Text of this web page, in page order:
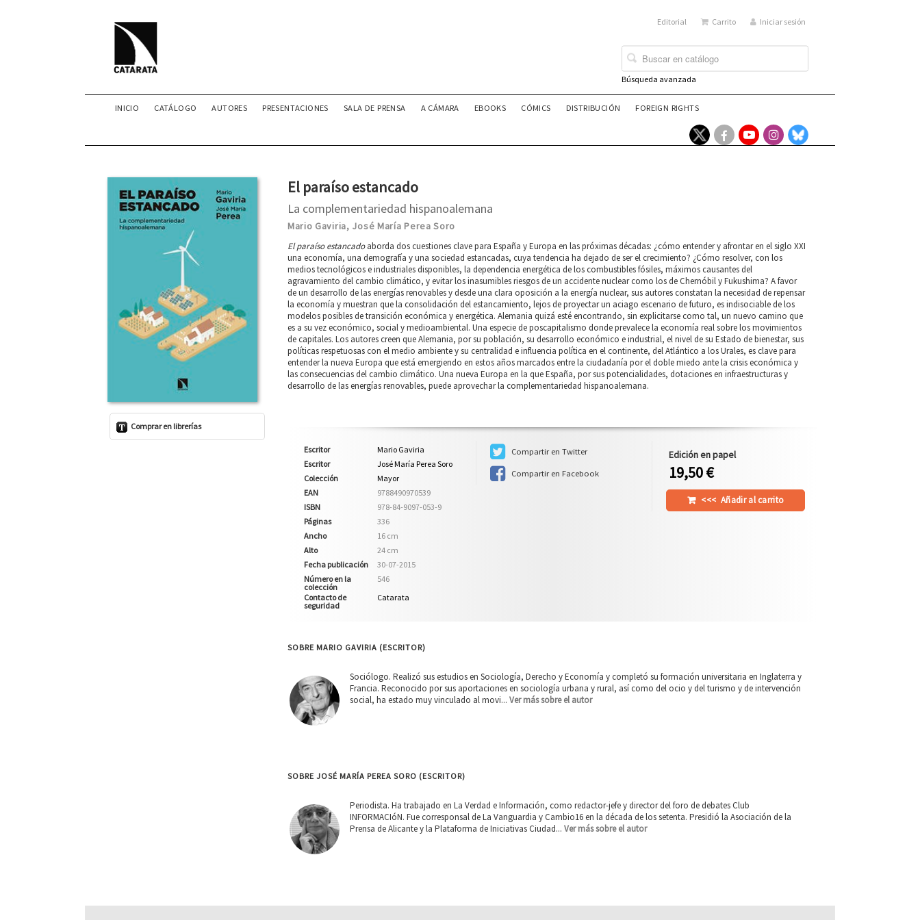
Editorial Carrito Iniciar sesión
Búsqueda avanzada
INICIO CATÁLOGO AUTORES PRESENTACIONES SALA DE PRENSA A CÁMARA EBOOKS CÓMICS DISTRIBUCIÓN FOREIGN RIGHTS
Comprar en librerías
El paraíso estancado
La complementariedad hispanoalemana
Mario Gaviria, José María Perea Soro
El paraíso estancadoaborda dos cuestiones clave para España y Europa en las próximas décadas: ¿cómo entender y afrontar en el siglo XXI
una economía, una demografía y una sociedad estancadas, cuya tendencia ha dejado de ser el crecimiento? ¿Cómo resolver, con los
medios tecnológicos e industriales disponibles, la dependencia energética de los combustibles fósiles, máximos causantes del
agravamiento del cambio climático, y evitar los inasumibles riesgos de un accidente nuclear como los de Chernóbil y Fukushima? A favor
de un desarrollo de las energías renovables y desde una clara oposición a la energía nuclear, sus autores constatan la necesidad de repensar
la economía y muestran que la consolidación del estancamiento, lejos de proyectar un aciago escenario de futuro, es indisociable de los
modelos posibles de transición económica y energética. Alemania quizá esté encontrando, sin explicitarse como tal, un nuevo camino que
es a su vez económico, social y medioambiental. Una especie de poscapitalismo donde prevalece la economía real sobre los movimientos
de capitales. Los autores creen que Alemania, por su población, su desarrollo económico e industrial, el nivel de su Estado de bienestar, sus
políticas respetuosas con el medio ambiente y su centralidad e influencia política en el continente, del Atlántico a los Urales, es clave para
entender la nueva Europa que está emergiendo en estos años marcados entre la ciudadanía por el doble miedo ante la crisis económica y
las consecuencias del cambio climático. Una nueva Europa en la que España, por sus potencialidades, dotaciones en infraestructuras y
desarrollo de las energías renovables, puede aprovechar la complementariedad hispanoalemana.
Escritor
Mario Gaviria
Escritor
José María Perea Soro
Colección
Mayor
EAN
9788490970539
ISBN
978-84-9097-053-9
Páginas
336
Ancho
16 cm
Alto
24 cm
Fecha publicación
30-07-2015
Número en la
colección
546
Contacto de
seguridad
Catarata
Compartir en Twitter
Compartir en Facebook
Edición en papel
19,50 €
<<< Añadir al carrito
SOBRE MARIO GAVIRIA (ESCRITOR)
Sociólogo. Realizó sus estudios en Sociología, Derecho y Economía y completó su formación universitaria en Inglaterra y
Francia. Reconocido por sus aportaciones en sociología urbana y rural, así como del ocio y del turismo y de intervención
social, ha estado muy vinculado al movi... Ver más sobre el autor
SOBRE JOSÉ MARÍA PEREA SORO (ESCRITOR)
Periodista. Ha trabajado en La Verdad e Información, como redactor-jefe y director del foro de debates Club
INFORMACIóN. Fue corresponsal de La Vanguardia y Cambio16 en la década de los setenta. Presidió la Asociación de la
Prensa de Alicante y la Plataforma de Iniciativas Ciudad... Ver más sobre el autor